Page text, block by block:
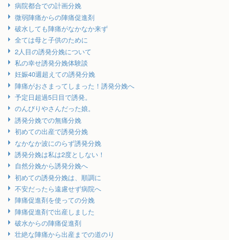
病院都合での計画分娩
微弱陣痛からの陣痛促進剤
破水しても陣痛がなかなか来ず
全ては母と子供のために
2人目の誘発分娩について
私の幸せ誘発分娩体験談
妊娠40週超えての誘発分娩
陣痛がおさまってしまった！誘発分娩へ
予定日超過5日目で誘発。
のんびりやさんだった娘。
誘発分娩での無痛分娩
初めての出産で誘発分娩
なかなか波にのらず誘発分娩
誘発分娩は私は2度としない！
自然分娩から誘発分娩へ
初めての誘発分娩は、順調に
不安だったら遠慮せず病院へ
陣痛促進剤を使っての分娩
陣痛促進剤で出産しました
破水からの陣痛促進剤
壮絶な陣痛から出産までの道のり